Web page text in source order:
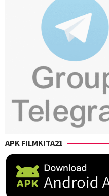
APK FILMKITA21